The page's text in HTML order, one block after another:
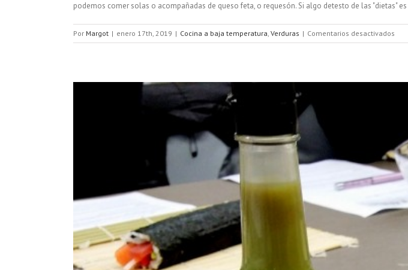
podemos comer solas o acompañadas de queso feta, o requesón. Si algo detesto de las "dietas"
Por Margot | enero 17th, 2019 | Cocina a baja temperatura, Verduras | Comentarios desactivados